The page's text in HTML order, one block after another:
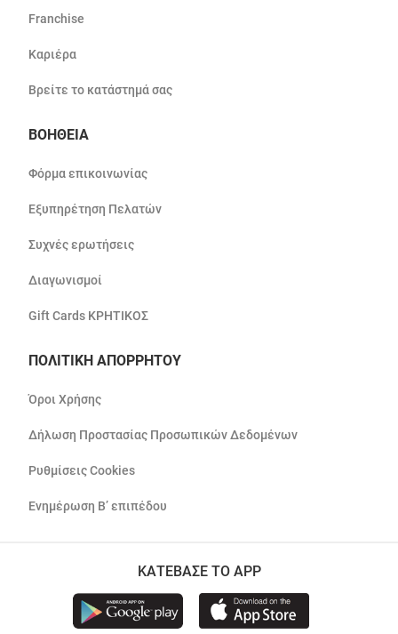
Franchise
Καριέρα
Βρείτε το κατάστημά σας
ΒΟΗΘΕΙΑ
Φόρμα επικοινωνίας
Εξυπηρέτηση Πελατών
Συχνές ερωτήσεις
Διαγωνισμοί
Gift Cards ΚΡΗΤΙΚΟΣ
ΠΟΛΙΤΙΚΗ ΑΠΟΡΡΗΤΟΥ
Όροι Χρήσης
Δήλωση Προστασίας Προσωπικών Δεδομένων
Ρυθμίσεις Cookies
Ενημέρωση Β’ επιπέδου
ΚΑΤΕΒΑΣΕ ΤΟ APP